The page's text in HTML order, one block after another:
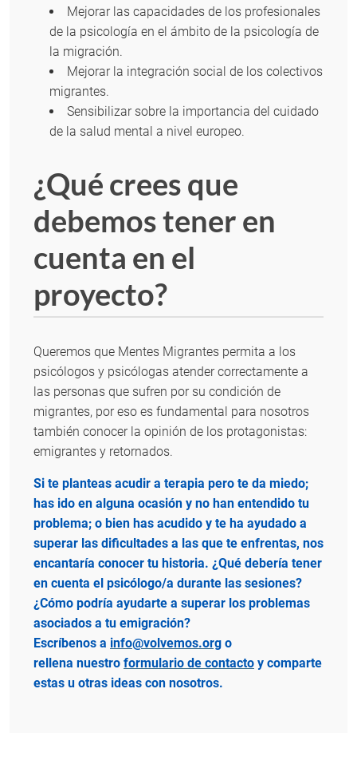
Mejorar las capacidades de los profesionales
de la psicología en el ámbito de la psicología de
la migración.
Mejorar la integración social de los colectivos
migrantes.
Sensibilizar sobre la importancia del cuidado
de la salud mental a nivel europeo.
¿Qué crees que
debemos tener en
cuenta en el
proyecto?
Queremos que Mentes Migrantes permita a los
psicólogos y psicólogas atender correctamente a
las personas que sufren por su condición de
migrantes, por eso es fundamental para nosotros
también conocer la opinión de los protagonistas:
emigrantes y retornados.
Si te planteas acudir a terapia pero te da miedo;
has ido en alguna ocasión y no han entendido tu
problema; o bien has acudido y te ha ayudado a
superar las dificultades a las que te enfrentas, nos
encantaría conocer tu historia. ¿Qué debería tener
en cuenta el psicólogo/a durante las sesiones?
¿Cómo podría ayudarte a superar los problemas
asociados a tu emigración?
Escríbenos a info@volvemos.org o
rellena nuestro formulario de contacto y comparte
estas u otras ideas con nosotros.